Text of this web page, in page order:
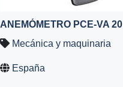
ANEMÓMETRO PCE-VA 20
Mecánica y maquinaria
España